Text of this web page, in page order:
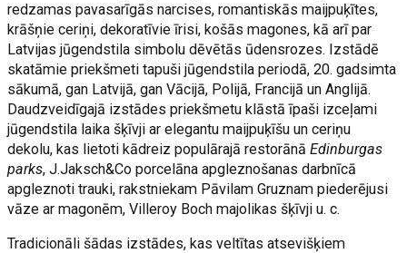
redzamas pavasarīgās narcises, romantiskās maijpuķītes,
krāšņie ceriņi, dekoratīvie īrisi, košās magones, kā arī par
Latvijas jūgendstila simbolu dēvētās ūdensrozes. Izstādē
skatāmie priekšmeti tapuši jūgendstila periodā, 20. gadsimta
sākumā, gan Latvijā, gan Vācijā, Polijā, Francijā un Anglijā.
Daudzveidīgajā izstādes priekšmetu klāstā īpaši izceļami
jūgendstila laika šķīvji ar elegantu maijpuķīšu un ceriņu
dekolu, kas lietoti kādreiz populārajā restorānāEdinburgas
parks, J.Jaksch&Co porcelāna apgleznošanas darbnīcā
apgleznoti trauki, rakstniekam Pāvilam Gruznam piederējusi
vāze ar magonēm, Villeroy Boch majolikas šķīvji u. c.
Tradicionāli šādas izstādes, kas veltītas atsevišķiem